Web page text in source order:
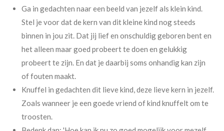
Ga in gedachten naar een beeld van jezelf als klein kind.
Stel je voor dat de kern van dit kleine kind nog steeds
binnen in jou zit. Dat jij lief en onschuldig geboren bent en
het alleen maar goed probeert te doen en gelukkig
probeert te zijn. En dat je daarbij soms onhandig kan zijn
of fouten maakt.
Knuffel in gedachten dit lieve kind, deze lieve kern in jezelf.
Zoals wanneer je een goede vriend of kind knuffelt om te
troosten.